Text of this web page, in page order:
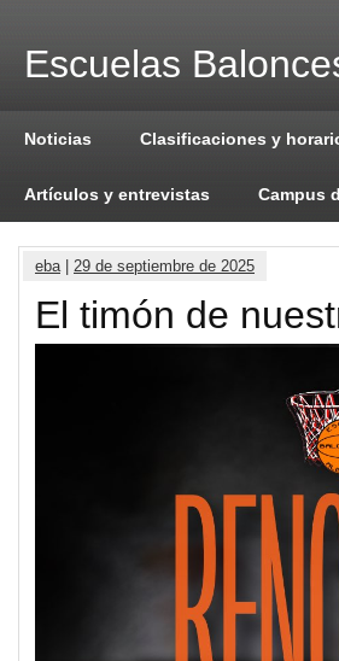
Escuelas
Noticias Clasificaciones y
Artículos y entrevistas Campus
eba| 29 de septiembre de 2025
El timón de